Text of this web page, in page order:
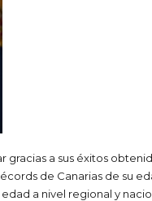
a sus éxitos
de Canarias de su
a nivel regional y